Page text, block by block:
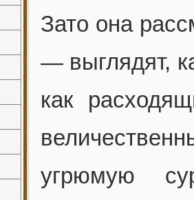
Зато она
— выглядят,
как
угрюмую